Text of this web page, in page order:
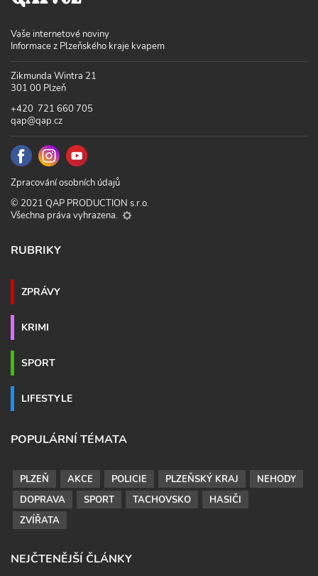
Vaše internetové noviny
Informace z Plzeňského kraje kvapem
Zikmunda Wintra 21
301 00 Plzeň
+420 721 660 705
qap@qap.cz
Zpracování osobních údajů
© 2021 QAP PRODUCTION s.r.o.
Všechna práva vyhrazena.
RUBRIKY
ZPRÁVY
KRIMI
SPORT
LIFESTYLE
POPULÁRNÍ TÉMATA
PLZEŇ AKCE POLICIE PLZEŇSKÝ KRAJ
NEHODY
DOPRAVA
SPORT TACHOVSKO
HASIČI
ZVÍŘATA
NEJČTENĚJŠÍ ČLÁNKY